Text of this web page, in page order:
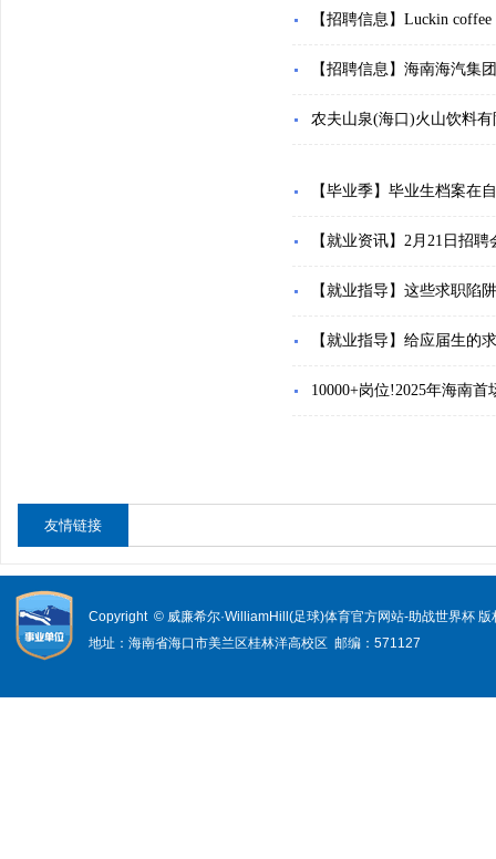
【招聘信息】Luckin
【招聘信息】海南海汽集团
农夫山泉(海口)火山饮料
【毕业季】毕业生档案在
【就业资讯】2月21日招
【就业指导】这些求职陷
【就业指导】给应届生的
10000+岗位!2025年海南
友情链接
Copyright © 威廉希尔·WilliamHill(足球)体育官方网站-助战世界杯
地址：海南省海口市美兰区桂林洋高校区 邮编：571127